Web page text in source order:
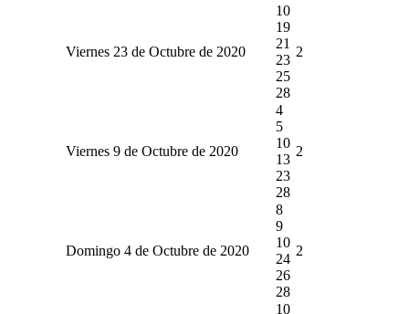
Viernes 23 de Octubre de 2020
10
19
21
23
25
28
2
Viernes 9 de Octubre de 2020
4
5
10
13
23
28
2
Domingo 4 de Octubre de 2020
8
9
10
24
26
28
2
10